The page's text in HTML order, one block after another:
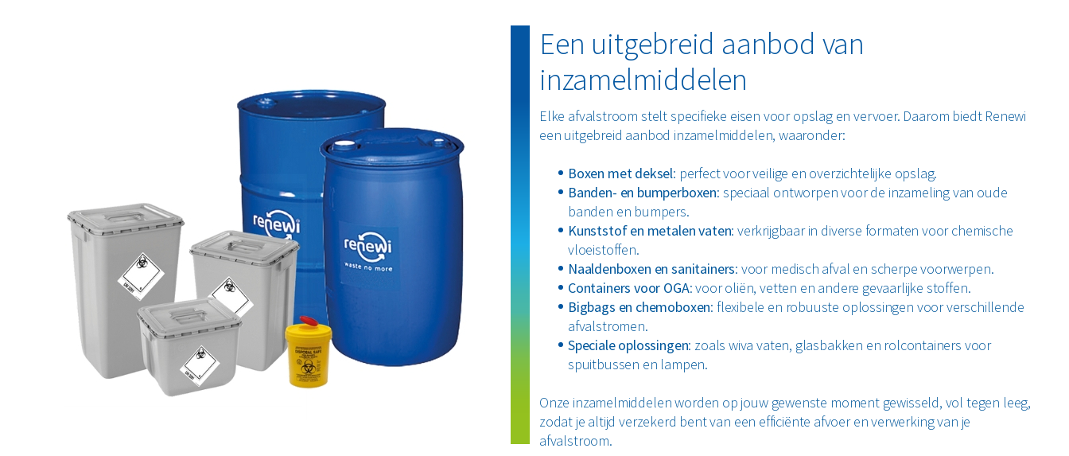
Een uitgebreid aanbod van
inzamelmiddelen
Elke afvalstroom stelt specifieke eisen voor opslag en vervoer. Daarom biedt Renewi
een uitgebreid aanbod inzamelmiddelen, waaronder:
Boxen met deksel: perfect voor veilige en overzichtelijke opslag.
Banden- en bumperboxen: speciaal ontworpen voor de inzameling van oude
banden en bumpers.
Kunststof en metalen vaten: verkrijgbaar in diverse formaten voor chemische
vloeistoffen.
Naaldenboxen en sanitainers: voor medisch afval en scherpe voorwerpen.
Containers voor OGA: voor oliën, vetten en andere gevaarlijke stoffen.
Bigbags en chemoboxen: flexibele en robuuste oplossingen voor verschillende
afvalstromen.
Speciale oplossingen: zoals wiva vaten, glasbakken en rolcontainers voor
spuitbussen en lampen.
Onze inzamelmiddelen worden op jouw gewenste moment gewisseld, vol tegen leeg,
zodat je altijd verzekerd bent van een efficiënte afvoer en verwerking van je
afvalstroom.